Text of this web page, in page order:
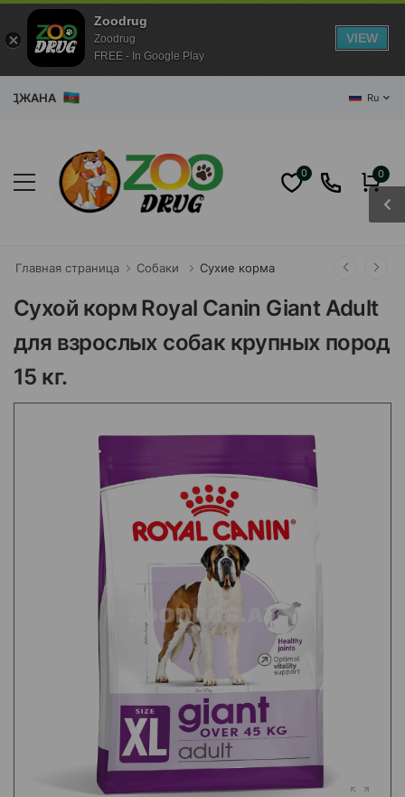
Ru
0 0
Главная страница Собаки Сухие корма
Сухой корм Royal Canin Giant Adult
для взрослых собак крупных пород
15 кг.
Zoodrug
Zoodrug
FREE - In Google Play
VIEW